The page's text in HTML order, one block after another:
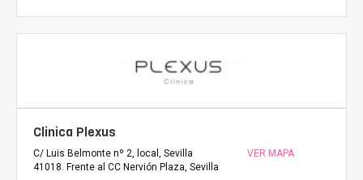
Clinica Plexus
C/ Luis Belmonte nº 2, local, Sevilla
41018. Frente al CC Nervión Plaza, Sevilla
VER MAPA